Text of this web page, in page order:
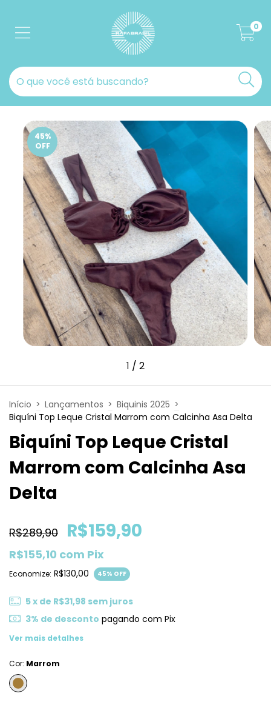
0
45%
OFF
1 / 2
Início > Lançamentos > Biquinis 2025 >
Biquíni Top Leque Cristal Marrom com Calcinha Asa Delta
Biquíni Top Leque Cristal
Marrom com Calcinha Asa
Delta
R$289,90 R$159,90
R$155,10 com Pix
Economize: R$130,00 45% OFF
5x de R$31,98 sem juros
3% de desconto pagando com Pix
Ver mais detalhes
Cor: Marrom